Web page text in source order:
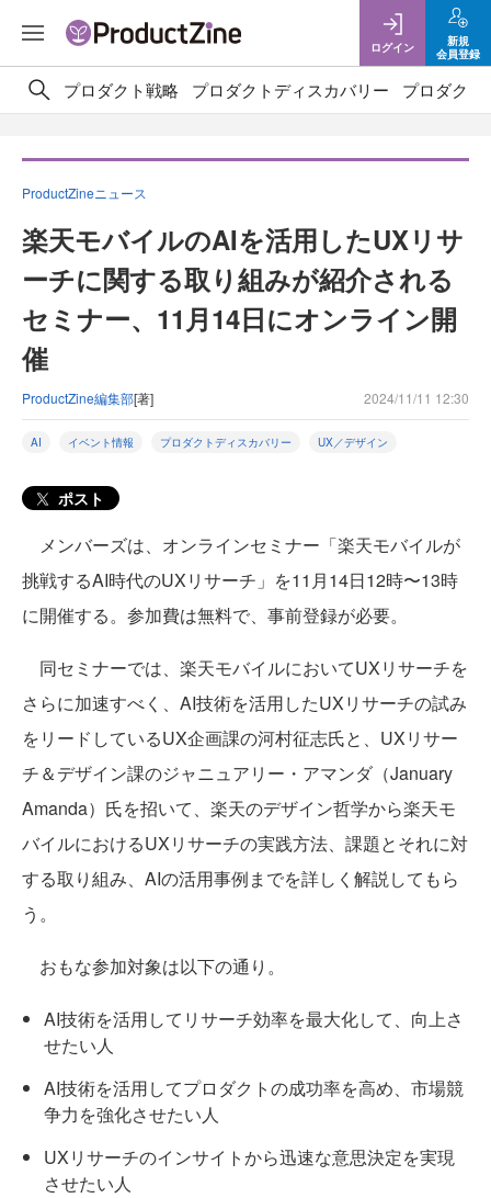
ログイン
新規
会員登録
プロダクト戦略 プロダクトディスカバリー プロダクト
ProductZineニュース
楽天モバイルのAIを活用したUXリサ
ーチに関する取り組みが紹介される
セミナー、11月14日にオンライン開
催
ProductZine編集部[著] 2024/11/11 12:30
AI イベント情報 プロダクトディスカバリー UX／デザイン
ポスト
メンバーズは、オンラインセミナー「楽天モバイルが
挑戦するAI時代のUXリサーチ」を11月14日12時〜13時
に開催する。参加費は無料で、事前登録が必要。
同セミナーでは、楽天モバイルにおいてUXリサーチを
さらに加速すべく、AI技術を活用したUXリサーチの試み
をリードしているUX企画課の河村征志氏と、UXリサー
チ＆デザイン課のジャニュアリー・アマンダ（January
Amanda）氏を招いて、楽天のデザイン哲学から楽天モ
バイルにおけるUXリサーチの実践方法、課題とそれに対
する取り組み、AIの活用事例までを詳しく解説してもら
う。
おもな参加対象は以下の通り。
AI技術を活用してリサーチ効率を最大化して、向上さ
せたい人
AI技術を活用してプロダクトの成功率を高め、市場競
争力を強化させたい人
UXリサーチのインサイトから迅速な意思決定を実現
させたい人